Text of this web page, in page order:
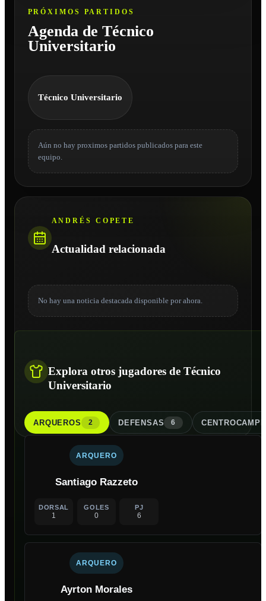
PRÓXIMOS PARTIDOS
Agenda de Técnico
Universitario
Técnico Universitario
Aún no hay proximos partidos publicados para este
equipo.
ANDRÉS COPETE
Actualidad relacionada
No hay una noticia destacada disponible por ahora.
Explora otros jugadores de Técnico
Universitario
ARQUEROS 2 DEFENSAS 6
ARQUERO
Santiago Razzeto
DORSAL
1
GOLES
0
PJ
6
ARQUERO
Ayrton Morales